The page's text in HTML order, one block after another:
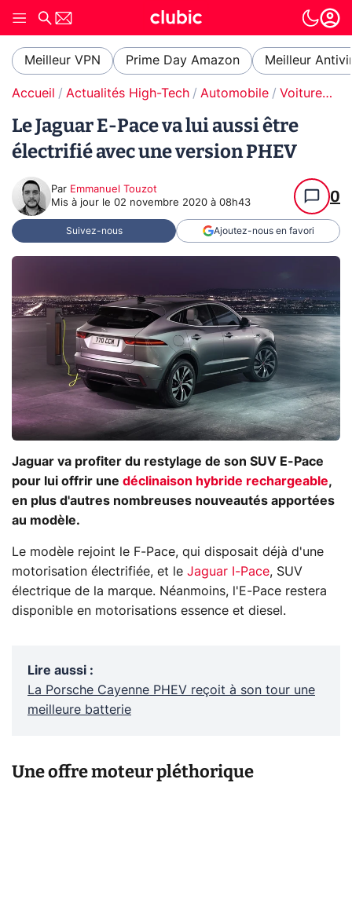
Meilleur VPN Prime Day Amazon Meilleur
Accueil Actualités High-Tech Automobile Voitures électriques
Le Jaguar E-Pace va lui aussi être
électrifié avec une version PHEV
Par Emmanuel Touzot
Mis à jour le 02 novembre 2020 à 08h43 0
Suivez-nous Ajoutez-nous en favori
Jaguar va profiter du restylage de son SUV E-Pace
pour lui offrir une déclinaison hybride rechargeable,
en plus d'autres nombreuses nouveautés apportées
au modèle.
Le modèle rejoint le F-Pace, qui disposait déjà d'une
motorisation électrifiée, et le Jaguar I-Pace, SUV
électrique de la marque. Néanmoins, l'E-Pace restera
disponible en motorisations essence et diesel.
Lire aussi :
La Porsche Cayenne PHEV reçoit à son tour une
meilleure batterie
Une offre moteur pléthorique